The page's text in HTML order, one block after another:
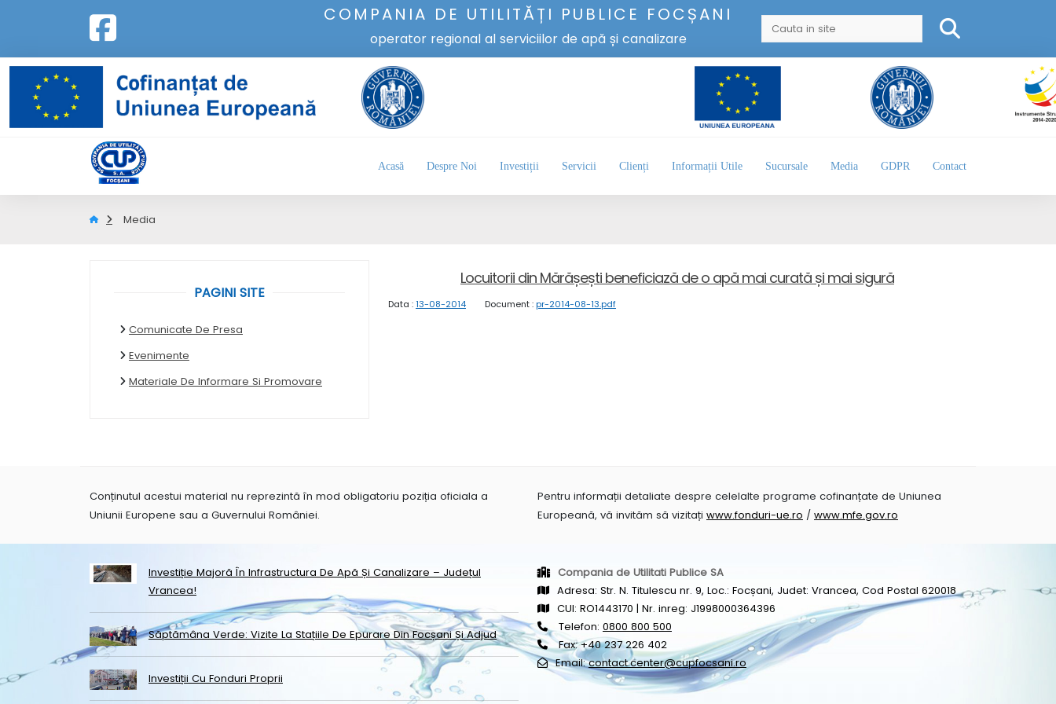
COMPANIA DE UTILITĂȚI PUBLICE FOCȘANI
operator regional al serviciilor de apă și canalizare
Acasă Despre Noi Investiții Servicii Clienți Informații Utile Sucursale Media GDPR Contact
Media
PAGINI SITE
Comunicate De Presa
Evenimente
Materiale De Informare Si Promovare
Locuitorii din Mărășești beneficiază de o apă mai curată și mai sigură
Data :13-08-2014 Document :pr-2014-08-13.pdf
Conținutul acestui material nu reprezintă în mod obligatoriu poziția oficiala a
Uniunii Europene sau a Guvernului României.
Pentru informații detaliate despre celelalte programe cofinanțate de Uniunea
Europeană, vă invităm să vizitați www.fonduri-ue.ro / www.mfe.gov.ro
Investiție Majoră În Infrastructura De Apă Și Canalizare – Județul
Vrancea!
Săptămâna Verde: Vizite La Stațiile De Epurare Din Focșani Și Adjud
Investiții Cu Fonduri Proprii
Compania de Utilitati Publice SA
Adresa: Str. N. Titulescu nr. 9, Loc.: Focșani, Judet: Vrancea, Cod Postal 620018
CUI: RO1443170 | Nr. inreg: J1998000364396
Telefon: 0800 800 500
Fax: +40 237 226 402
Email:contact.center@cupfocsani.ro